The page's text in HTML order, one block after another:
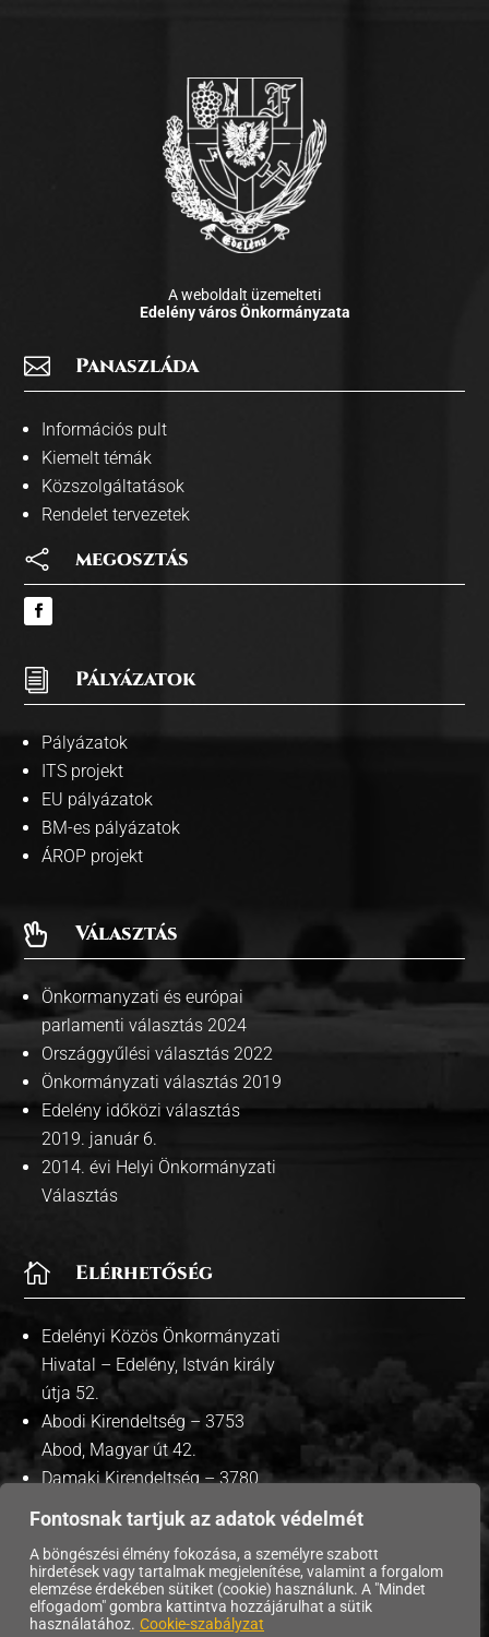
Fontosnak tartjuk az adatok védelmét
A böngészési élmény fokozása, a személyre szabott
hirdetések vagy tartalmak megjelenítése, valamint a forgalom
elemzése érdekében sütiket (cookie) használunk. A "Mindet
elfogadom" gombra kattintva hozzájárulhat a sütik
használatához. Cookie-szabályzat
A weboldalt üzemelteti
Edelény város Önkormányzata
 Panaszláda
Információs pult
Kiemelt témák
Közszolgáltatások
Rendelet tervezetek
 megosztás
i Pályázatok
Pályázatok
ITS projekt
EU pályázatok
BM-es pályázatok
ÁROP projekt
 Választás
Önkormanyzati és európai
parlamenti választás 2024
Országgyűlési választás 2022
Önkormányzati választás 2019
Edelény időközi választás
2019. január 6.
2014. évi Helyi Önkormányzati
Választás
 Elérhetőség
Edelényi Közös Önkormányzati
Hivatal – Edelény, István király
útja 52.
Abodi Kirendeltség – 3753
Abod, Magyar út 42.
Damaki Kirendeltség – 3780
Damak, Szabadság út 35.
Copyright © 2026 Edelény Város Önkormányzata. |
Adatvédelmi tájékoztató